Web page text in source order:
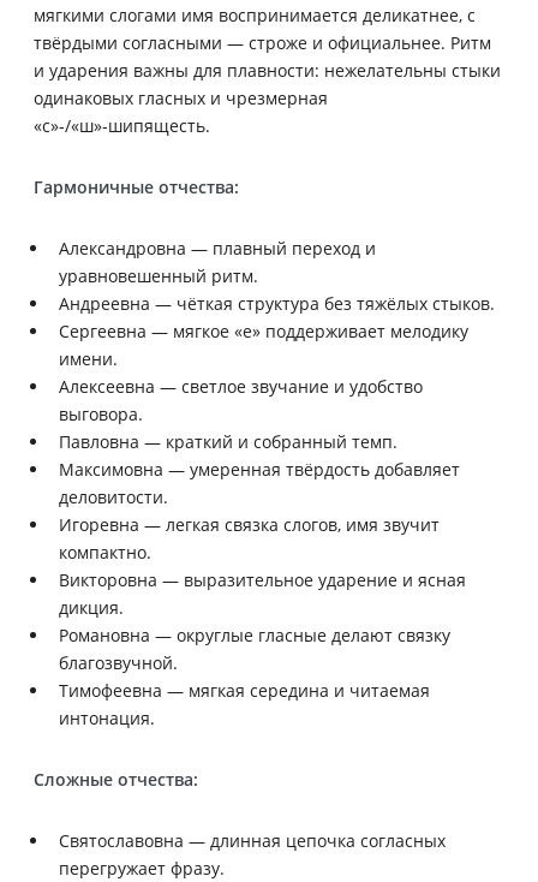
мягкими слогами имя воспринимается деликатнее, с
твёрдыми согласными — строже и официальнее. Ритм
и ударения важны для плавности: нежелательны стыки
одинаковых гласных и чрезмерная
«с»‑/«ш»‑шипящесть.
Гармоничные отчества:
Александровна — плавный переход и
уравновешенный ритм.
Андреевна — чёткая структура без тяжёлых стыков.
Сергеевна — мягкое «е» поддерживает мелодику
имени.
Алексеевна — светлое звучание и удобство
выговора.
Павловна — краткий и собранный темп.
Максимовна — умеренная твёрдость добавляет
деловитости.
Игоревна — легкая связка слогов, имя звучит
компактно.
Викторовна — выразительное ударение и ясная
дикция.
Романовна — округлые гласные делают связку
благозвучной.
Тимофеевна — мягкая середина и читаемая
интонация.
Сложные отчества:
Святославовна — длинная цепочка согласных
перегружает фразу.